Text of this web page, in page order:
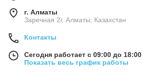
г. Алматы
Заречная 2г, Алматы, Казахстан
Контакты
Сегодня работает с 09:00 до 18:00
Показать весь график работы